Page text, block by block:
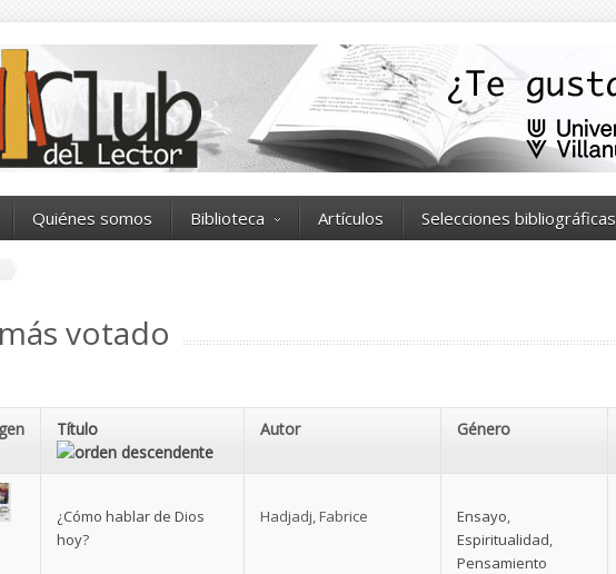
Quiénes somos Biblioteca Artículos Selecciones bibliográficas
votado
Título Autor Género
¿Cómo hablar de Dios
hoy?
Hadjadj, Fabrice Ensayo
Espiritualidad
Pensamiento